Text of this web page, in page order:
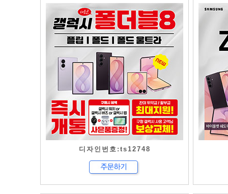
디자인번호:ts12748